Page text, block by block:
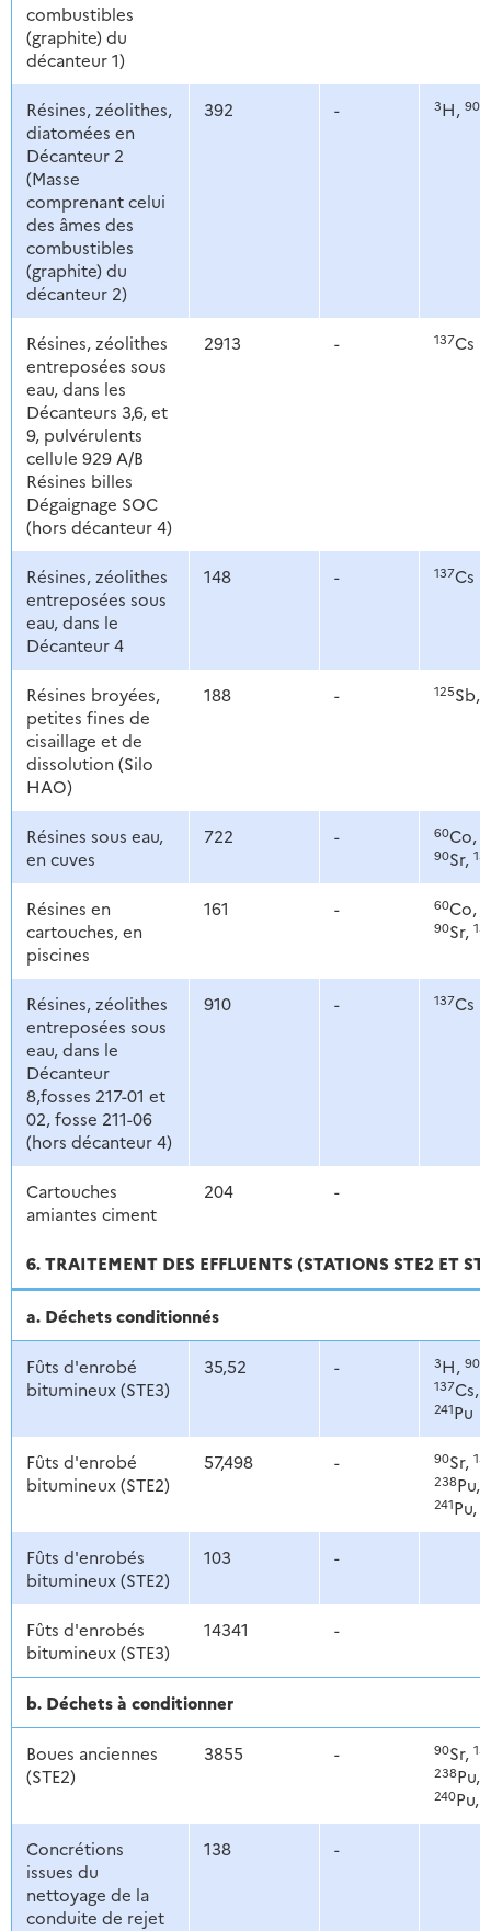
combustibles
(graphite) du
décanteur 1)
Résines, zéolithes,
diatomées en
Décanteur 2
(Masse
comprenant celui
des âmes des
combustibles
(graphite) du
décanteur 2)
392 - 3H, 90
Résines, zéolithes
entreposées sous
eau, dans les
Décanteurs 3,6, et
9, pulvérulents
cellule 929 A/B
Résines billes
Dégaignage SOC
(hors décanteur 4)
2913 - 137Cs
Résines, zéolithes
entreposées sous
eau, dans le
Décanteur 4
148 - 137Cs
Résines broyées,
petites fines de
cisaillage et de
dissolution (Silo
HAO)
188 - 125Sb,
Résines sous eau,
en cuves
722 - 60Co,
90Sr,
Résines en
cartouches, en
piscines
161 - 60Co,
90Sr,
Résines, zéolithes
entreposées sous
eau, dans le
Décanteur
8,fosses 217-01 et
02, fosse 211-06
(hors décanteur 4)
910 - 137Cs
Cartouches
amiantes ciment
204 -
6. TRAITEMENT DES EFFLUENTS (STATIONS STE2 ET
a. Déchets conditionnés
Fûts d'enrobé
bitumineux (STE3)
35,52 - 3H, 90
137Cs,
241Pu
Fûts d'enrobé
bitumineux (STE2)
57,498 - 90Sr,
238Pu,
241Pu,
Fûts d'enrobés
bitumineux (STE2)
103 -
Fûts d'enrobés
bitumineux (STE3)
14341 -
b. Déchets à conditionner
Boues anciennes
(STE2)
3855 - 90Sr,
238Pu,
240Pu,
Concrétions
issues du
nettoyage de la
conduite de rejet
138 -